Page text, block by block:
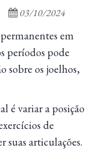
03/10/2024
em
períodos pode
sobre os joelhos,
é variar a posição
de
articulações.